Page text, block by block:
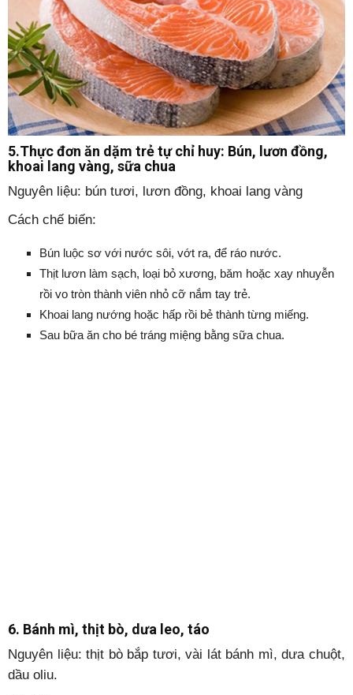
5.Thực đơn ăn dặm trẻ tự chỉ huy: Bún, lươn đồng,
khoai lang vàng, sữa chua
Nguyên liệu: bún tươi, lươn đồng, khoai lang vàng
Cách chế biến:
Bún luộc sơ với nước sôi, vớt ra, để ráo nước.
Thịt lươn làm sạch, loại bỏ xương, băm hoặc xay nhuyễn
rồi vo tròn thành viên nhỏ cỡ nắm tay trẻ.
Khoai lang nướng hoặc hấp rồi bẻ thành từng miếng.
Sau bữa ăn cho bé tráng miệng bằng sữa chua.
6. Bánh mì, thịt bò, dưa leo, táo
Nguyên liệu: thịt bò bắp tươi, vài lát bánh mì, dưa chuột,
dầu oliu.